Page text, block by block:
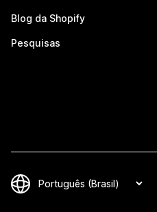
Blog da Shopify
Pesquisas